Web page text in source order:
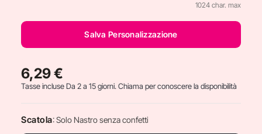
1024 char. max
Salva Personalizzazione
6,29 €
Tasse incluseDa 2 a 15 giorni. Chiama per conoscere la disponibilità
Scatola: Solo Nastro senza confetti